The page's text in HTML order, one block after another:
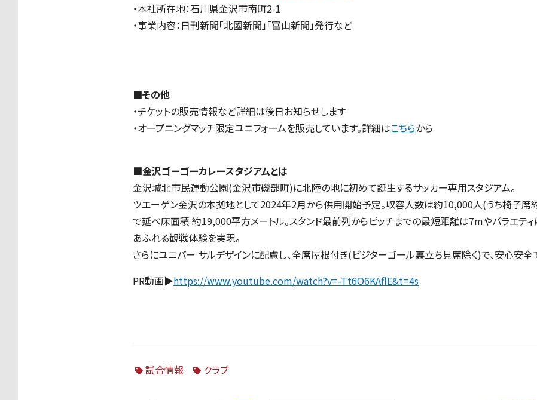
・本社所在地：石川県金沢市南町2-1
・事業内容：日刊新聞「北國新聞」「富山新聞」発行など
■その他
・チケットの販売情報など詳細は後日お知らせします
・オープニングマッチ限定ユニフォームを販売しています。詳細はこちらから
■金沢ゴーゴーカレースタジアムとは
金沢城北市⺠運動公園(金沢市磯部町)に北陸の地に初めて誕生するサッカー専用スタジアム。
ツエーゲン金沢の本拠地として2024年2月から供用開始予定。収容人数は約10,000人(うち椅子席
で延べ床面積 約19,000平方メートル。スタンド最前列からピッチまでの最短距離は7mやバラエテ
あふれる観戦体験を実現。
さらにユニバー サルデザインに配慮し、全席屋根付き(ビジターゴール裏立ち見席除く)で、安心安全
PR動画▶https://www.youtube.com/watch?v=-Tt6O6KAflE&t=4s
試合情報 クラブ